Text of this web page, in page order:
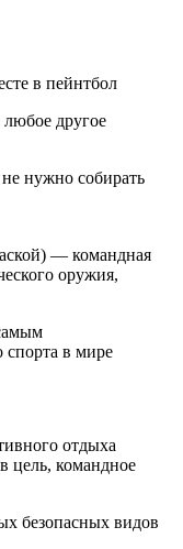
в пейнтбол
другое
нужно собирать
— командная
оружия,
спорта в мире
отдыха
цель, командное
безопасных видов